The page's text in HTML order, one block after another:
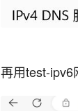
再用test-ipv6